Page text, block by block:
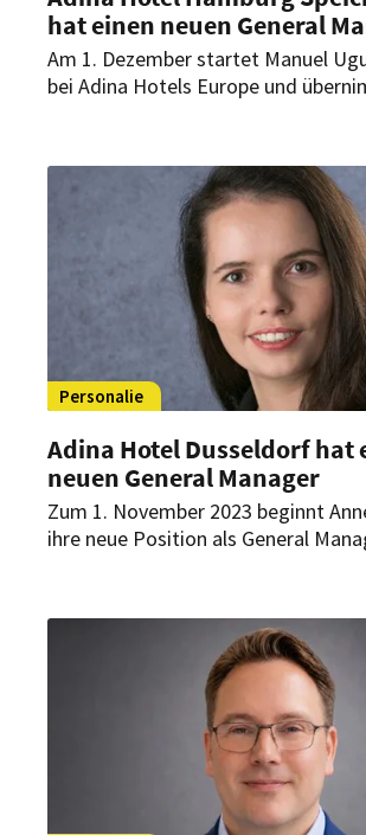
hat einen neuen General
Am 1. Dezember startet Manuel
bei Adina Hotels Europe und
Restaurantfachmann kommt aus
in die Hansestadt und übernimmt
Leitung des zweiten Hamburger
Personalie
Adina Hotel Dusseldorf hat
neuen General Manager
Zum 1. November 2023 beginnt
ihre neue Position als General